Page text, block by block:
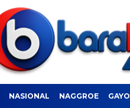
NASIONAL NAGGROE